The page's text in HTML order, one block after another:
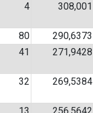
4 308,001
80 290,6373
41 271,9428
32 269,5384